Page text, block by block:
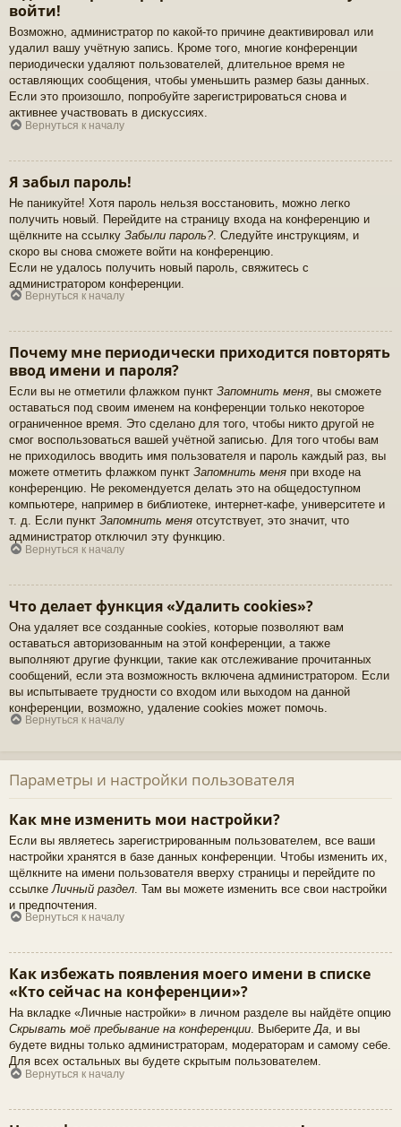
войти!
Возможно, администратор по какой-то причине деактивировал или
удалил вашу учётную запись. Кроме того, многие конференции
периодически удаляют пользователей, длительное время не
оставляющих сообщения, чтобы уменьшить размер базы данных.
Если это произошло, попробуйте зарегистрироваться снова и
активнее участвовать в дискуссиях.
Вернуться к началу
Я забыл пароль!
Не паникуйте! Хотя пароль нельзя восстановить, можно легко
получить новый. Перейдите на страницу входа на конференцию и
щёлкните на ссылку Забыли пароль?. Следуйте инструкциям, и
скоро вы снова сможете войти на конференцию.
Если не удалось получить новый пароль, свяжитесь с
администратором конференции.
Вернуться к началу
Почему мне периодически приходится повторять
ввод имени и пароля?
Если вы не отметили флажком пункт Запомнить меня, вы сможете
оставаться под своим именем на конференции только некоторое
ограниченное время. Это сделано для того, чтобы никто другой не
смог воспользоваться вашей учётной записью. Для того чтобы вам
не приходилось вводить имя пользователя и пароль каждый раз, вы
можете отметить флажком пункт Запомнить меня при входе на
конференцию. Не рекомендуется делать это на общедоступном
компьютере, например в библиотеке, интернет-кафе, университете и
т. д. Если пункт Запомнить меня отсутствует, это значит, что
администратор отключил эту функцию.
Вернуться к началу
Что делает функция «Удалить cookies»?
Она удаляет все созданные cookies, которые позволяют вам
оставаться авторизованным на этой конференции, а также
выполняют другие функции, такие как отслеживание прочитанных
сообщений, если эта возможность включена администратором. Если
вы испытываете трудности со входом или выходом на данной
конференции, возможно, удаление cookies может помочь.
Вернуться к началу
Параметры и настройки пользователя
Как мне изменить мои настройки?
Если вы являетесь зарегистрированным пользователем, все ваши
настройки хранятся в базе данных конференции. Чтобы изменить их,
щёлкните на имени пользователя вверху страницы и перейдите по
ссылке Личный раздел . Там вы можете изменить все свои настройки
и предпочтения.
Вернуться к началу
Как избежать появления моего имени в списке
«Кто сейчас на конференции»?
На вкладке «Личные настройки» в личном разделе вы найдёте опцию
Скрывать моё пребывание на конференции. ВыберитеДа, и вы
будете видны только администраторам, модераторам и самому себе.
Для всех остальных вы будете скрытым пользователем.
Вернуться к началу